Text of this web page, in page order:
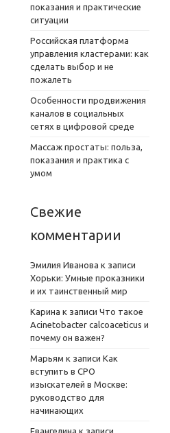
показания и практические
ситуации
Российская платформа
управления кластерами: как
сделать выбор и не
пожалеть
Особенности продвижения
каналов в социальных
сетях в цифровой среде
Массаж простаты: польза,
показания и практика с
умом
Свежие
комментарии
Эмилия Иванова к записи
Хорьки: Умные проказники
и их таинственный мир
Карина к записи Что такое
Acinetobacter calcoaceticus и
почему он важен?
Марьям к записи Как
вступить в СРО
изыскателей в Москве:
руководство для
начинающих